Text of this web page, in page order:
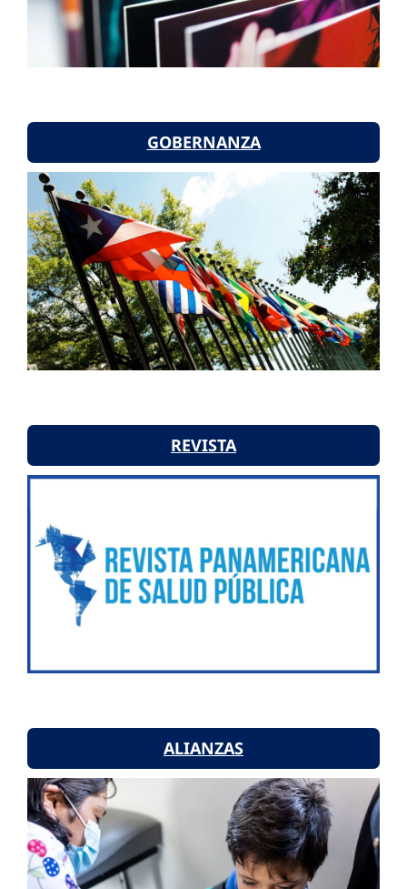
GOBERNANZA
REVISTA
ALIANZAS